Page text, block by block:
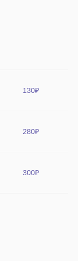
130₽
280₽
300₽